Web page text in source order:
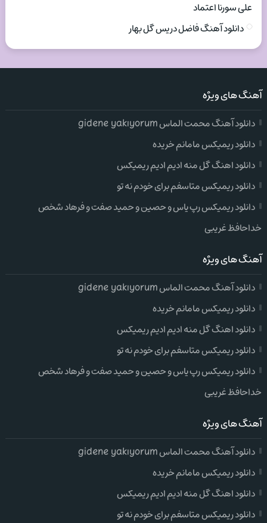
علی سورنا اعتماد
دانلود آهنگ فاضل دریس گل بهار
آهنگ های ویژه
دانلود آهنگ محمت الماس gidene yakıyorum
دانلود ریمیکس مامانم خریده
دانلود اهنگ گل منه ادیم ادیم ریمیکس
دانلود ریمیکس متاسفم برای خودم نه تو
دانلود ریمیکس رپ یاس و حصین و حمید صفت و فرهاد شخص
خداحافظ غریبی
آهنگ های ویژه
دانلود آهنگ محمت الماس gidene yakıyorum
دانلود ریمیکس مامانم خریده
دانلود اهنگ گل منه ادیم ادیم ریمیکس
دانلود ریمیکس متاسفم برای خودم نه تو
دانلود ریمیکس رپ یاس و حصین و حمید صفت و فرهاد شخص
خداحافظ غریبی
آهنگ های ویژه
دانلود آهنگ محمت الماس gidene yakıyorum
دانلود ریمیکس مامانم خریده
دانلود اهنگ گل منه ادیم ادیم ریمیکس
دانلود ریمیکس متاسفم برای خودم نه تو